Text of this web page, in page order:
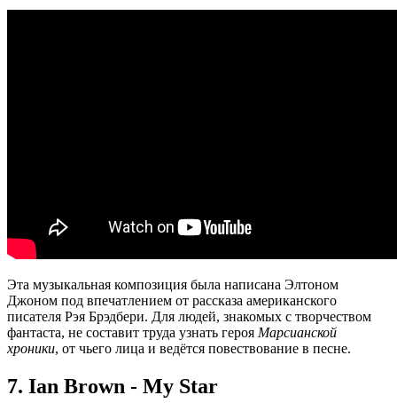
Эта музыкальная композиция была написана Элтоном
Джоном под впечатлением от рассказа американского
писателя Рэя Брэдбери. Для людей, знакомых с творчеством
фантаста, не составит труда узнать героя Марсианской
хроники, от чьего лица и ведётся повествование в песне.
7. Ian Brown - My Star